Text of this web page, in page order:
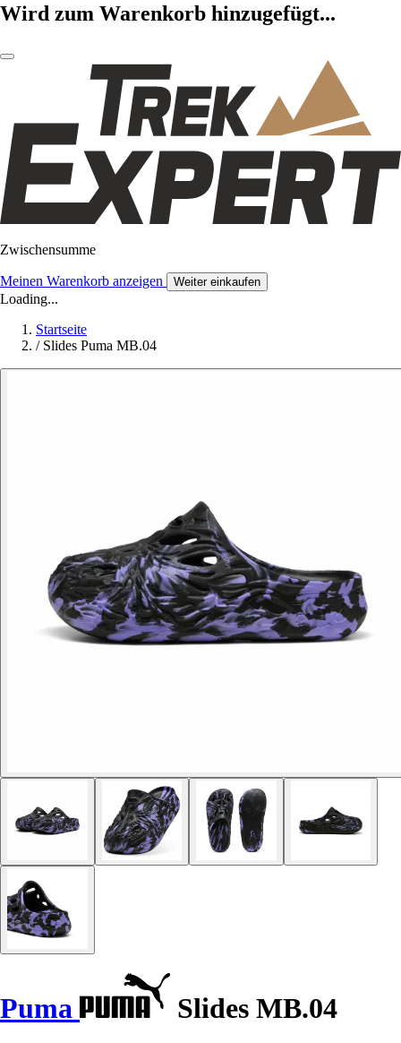
Wird zum Warenkorb hinzugefügt...
Zwischensumme
Meinen Warenkorb anzeigen Weiter einkaufen
Loading...
Startseite
/ Slides Puma MB.04
Puma Slides MB.04